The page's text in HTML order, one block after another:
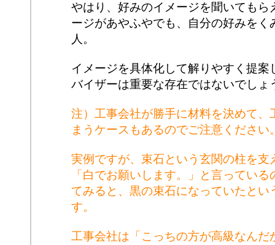
やはり、好みのイメージを聞いてもら
ージがあやふやでも、自分の好みをく
人。
イメージを具体化して解りやすく提案
バイザーは重要な存在ではないでしょ
注）工事会社が勝手に材料を決めて、
まうケースもあるのでご注意ください
実例ですが、束石という玄関の柱を支
「白でお願いします。」と言ってい
てみると、黒の束石になっていたとい
す。
工事会社は「こっちの方が高級なんだ